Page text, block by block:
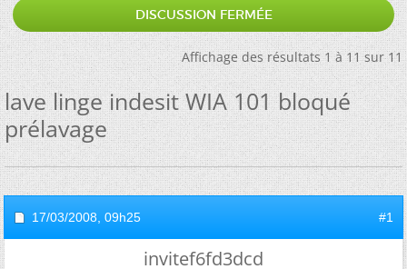
DISCUSSION FERMÉE
Affichage des résultats 1 à 11 sur 11
lave linge indesit WIA 101 bloqué
prélavage
17/03/2008, 09h25 #1
invitef6fd3dcd